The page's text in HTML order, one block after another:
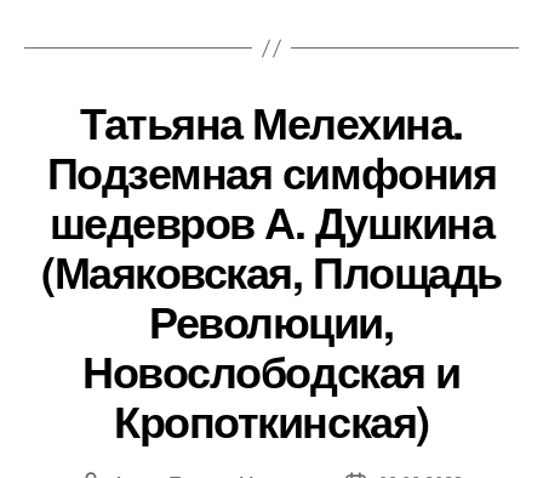
Татьяна Мелехина.
Подземная симфония
шедевров А. Душкина
(Маяковская, Площадь
Революции,
Новослободская и
Кропоткинская)